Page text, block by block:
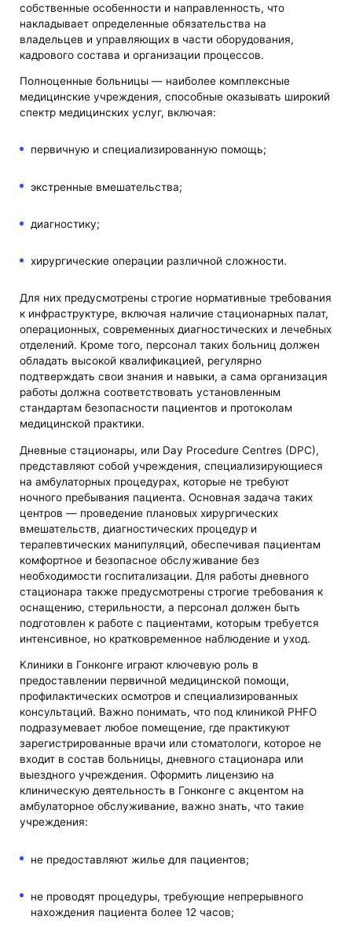
собственные особенности и направленность, что
накладывает определенные обязательства на
владельцев и управляющих в части оборудования,
кадрового состава и организации процессов.
Полноценные больницы — наиболее комплексные
медицинские учреждения, способные оказывать широкий
спектр медицинских услуг, включая:
первичную и специализированную помощь;
экстренные вмешательства;
диагностику;
хирургические операции различной сложности.
Для них предусмотрены строгие нормативные требования
к инфраструктуре, включая наличие стационарных палат,
операционных, современных диагностических и лечебных
отделений. Кроме того, персонал таких больниц должен
обладать высокой квалификацией, регулярно
подтверждать свои знания и навыки, а сама организация
работы должна соответствовать установленным
стандартам безопасности пациентов и протоколам
медицинской практики.
Дневные стационары, или Day Procedure Centres (DPC),
представляют собой учреждения, специализирующиеся
на амбулаторных процедурах, которые не требуют
ночного пребывания пациента. Основная задача таких
центров — проведение плановых хирургических
вмешательств, диагностических процедур и
терапевтических манипуляций, обеспечивая пациентам
комфортное и безопасное обслуживание без
необходимости госпитализации. Для работы дневного
стационара также предусмотрены строгие требования к
оснащению, стерильности, а персонал должен быть
подготовлен к работе с пациентами, которым требуется
интенсивное, но кратковременное наблюдение и уход.
Клиники в Гонконге играют ключевую роль в
предоставлении первичной медицинской помощи,
профилактических осмотров и специализированных
консультаций. Важно понимать, что под клиникой PHFO
подразумевает любое помещение, где практикуют
зарегистрированные врачи или стоматологи, которое не
входит в состав больницы, дневного стационара или
выездного учреждения. Оформить лицензию на
клиническую деятельность в Гонконге с акцентом на
амбулаторное обслуживание, важно знать, что такие
учреждения:
не предоставляют жилье для пациентов;
не проводят процедуры, требующие непрерывного
нахождения пациента более 12 часов;